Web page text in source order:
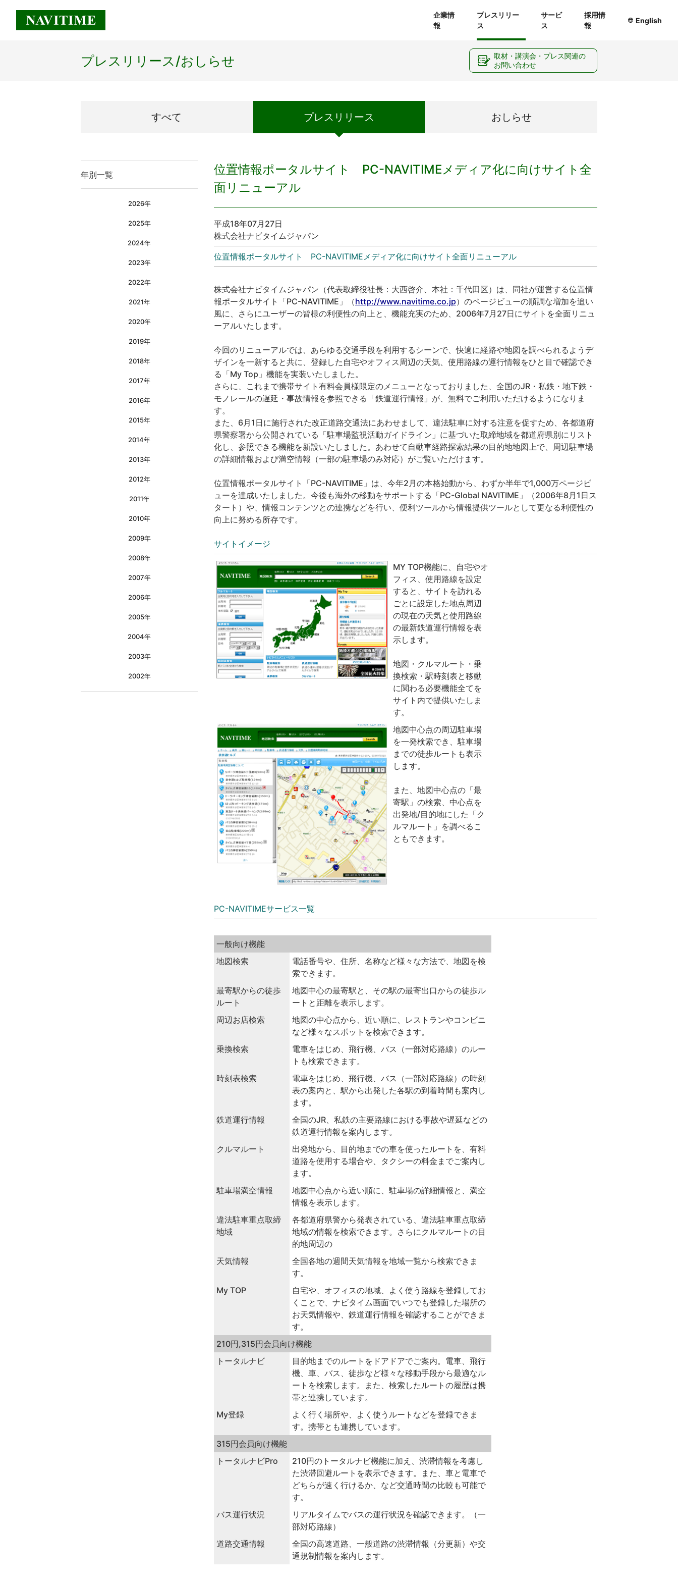
企業情
報
経営理念
プレスリリー
ス
サービ
ス
採用情
報
English
プレスリリース/おしらせ
すべて プレス リリース おしらせ
年別一覧
2026年
2025年
2024年
2023年
2022年
2021年
2020年
2019年
2018年
2017年
2016年
2015年
2014年
2013年
2012年
2011年
2010年
2009年
2008年
2007年
2006年
2005年
2004年
2003年
2002年
位置情報ポータルサイト PC-NAVITIMEメディア化に向けサイト全
面リニューアル
平成18年07月27日
株式会社ナビタイムジャパン
位置情報ポータルサイト PC-NAVITIMEメディア化に向けサイト全面リニューアル
株式会社ナビタイムジャパン（代表取締役社長：大西啓介、本社：千代田区）は、同社が運営する位置情
報ポータルサイト「PC-NAVITIME」（http://www.navitime.co.jp）のページビューの順調な増加を追い
風に、さらにユーザーの皆様の利便性の向上と、機能充実のため、2006年7月27日にサイトを全面リニュ
ーアルいたします。
今回のリニューアルでは、あらゆる交通手段を利用するシーンで、快適に経路や地図を調べられるようデ
ザインを一新すると共に、登録した自宅やオフィス周辺の天気、使用路線の運行情報をひと目で確認でき
る「My Top」機能を実装いたしました。
さらに、これまで携帯サイト有料会員様限定のメニューとなっておりました、全国のJR・私鉄・地下鉄・
モノレールの遅延・事故情報を参照できる「鉄道運行情報」が、無料でご利用いただけるようになりま
す。
また、6月1日に施行された改正道路交通法にあわせまして、違法駐車に対する注意を促すため、各都道府
県警察署から公開されている「駐車場監視活動ガイドライン」に基づいた取締地域を都道府県別にリスト
化し、参照できる機能を新設いたしました。あわせて自動車経路探索結果の目的地地図上で、周辺駐車場
の詳細情報および満空情報（一部の駐車場のみ対応）がご覧いただけます。
位置情報ポータルサイト「PC-NAVITIME」は、今年2月の本格始動から、わずか半年で1,000万ページビ
ューを達成いたしました。今後も海外の移動をサポートする「PC-Global NAVITIME」（2006年8月1日ス
タート）や、情報コンテンツとの連携などを行い、便利ツールから情報提供ツールとして更なる利便性の
向上に努める所存です。
サイトイメージ
MY TOP機能に、自宅やオ
フィス、使用路線を設定
すると、サイトを訪れる
ごとに設定した地点周辺
の現在の天気と使用路線
の最新鉄道運行情報を表
示します。
地図・クルマルート・乗
換検索・駅時刻表と移動
に関わる必要機能全てを
サイト内で提供いたしま
す。
地図中心点の周辺駐車場
を一発検索でき、駐車場
までの徒歩ルートも表示
します。
また、地図中心点の「最
寄駅」の検索、中心点を
出発地/目的地にした「ク
ルマルート」を調べるこ
ともできます。
PC-NAVITIMEサービス一覧
一般向け機能
地図検索
電話番号や、住所、名称など様々な方法で、地図を検
索できます。
最寄駅からの徒歩
ルート
地図中心の最寄駅と、その駅の最寄出口からの徒歩ル
ートと距離を表示します。
周辺お店検索
地図の中心点から、近い順に、レストランやコンビニ
など様々なスポットを検索できます。
乗換検索
電車をはじめ、飛行機、バス（一部対応路線）のルー
トも検索できます。
時刻表検索
電車をはじめ、飛行機、バス（一部対応路線）の時刻
表の案内と、駅から出発した各駅の到着時間も案内し
ます。
鉄道運行情報
全国のJR、私鉄の主要路線における事故や遅延などの
鉄道運行情報を案内します。
クルマルート
出発地から、目的地までの車を使ったルートを、有料
道路を使用する場合や、タクシーの料金までご案内し
ます。
駐車場満空情報
地図中心点から近い順に、駐車場の詳細情報と、満空
情報を表示します。
違法駐車重点取締
地域
各都道府県警から発表されている、違法駐車重点取締
地域の情報を検索できます。さらにクルマルートの目
的地周辺の
天気情報
全国各地の週間天気情報を地域一覧から検索できま
す。
My TOP
自宅や、オフィスの地域、よく使う路線を登録してお
くことで、ナビタイム画面でいつでも登録した場所の
お天気情報や、鉄道運行情報を確認することができま
す。
210円,315円会員向け機能
トータルナビ
目的地までのルートをドアドアでご案内。電車、飛行
機、車、バス、徒歩など様々な移動手段から最適なル
ートを検索します。また、検索したルートの履歴は携
帯と連携しています。
My登録
よく行く場所や、よく使うルートなどを登録できま
す。携帯とも連携しています。
315円会員向け機能
トータルナビPro
210円のトータルナビ機能に加え、渋滞情報を考慮し
た渋滞回避ルートを表示できます。また、車と電車で
どちらが速く行けるか、など交通時間の比較も可能で
す。
バス運行状況
リアルタイムでバスの運行状況を確認できます。（一
部対応路線）
道路交通情報
全国の高速道路、一般道路の渋滞情報（分更新）や交
通規制情報を案内します。
取材・講演会・プレス関連の
お問い合わせ